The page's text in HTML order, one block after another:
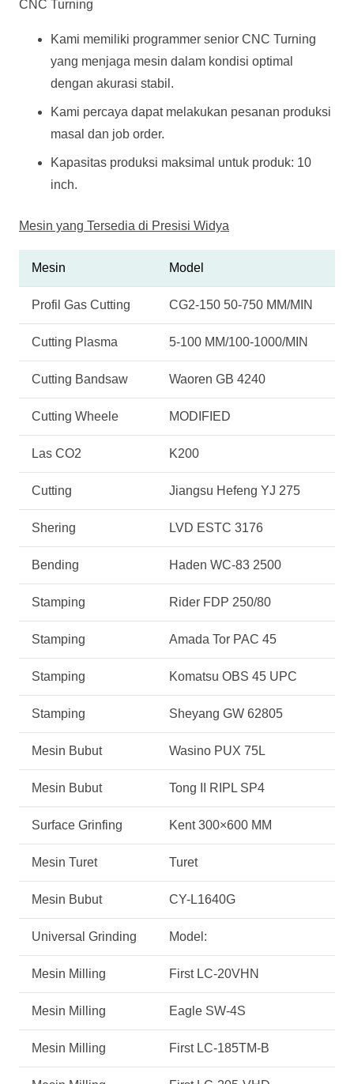
CNC Turning
Kami memiliki programmer senior CNC Turning
yang menjaga mesin dalam kondisi optimal
dengan akurasi stabil.
Kami percaya dapat melakukan pesanan produksi
masal dan job order.
Kapasitas produksi maksimal untuk produk: 10
inch.
Mesin yang Tersedia di Presisi Widya
Mesin Model
Profil Gas Cutting CG2-150 50-750 MM/MIN
Cutting Plasma 5-100 MM/100-1000/MIN
Cutting Bandsaw Waoren GB 4240
Cutting Wheele MODIFIED
Las CO2 K200
Cutting Jiangsu Hefeng YJ 275
Shering LVD ESTC 3176
Bending Haden WC-83 2500
Stamping Rider FDP 250/80
Stamping Amada Tor PAC 45
Stamping Komatsu OBS 45 UPC
Stamping Sheyang GW 62805
Mesin Bubut Wasino PUX 75L
Mesin Bubut Tong II RIPL SP4
Surface Grinfing Kent 300×600 MM
Mesin Turet Turet
Mesin Bubut CY-L1640G
Universal Grinding Model:
Mesin Milling First LC-20VHN
Mesin Milling Eagle SW-4S
Mesin Milling First LC-185TM-B